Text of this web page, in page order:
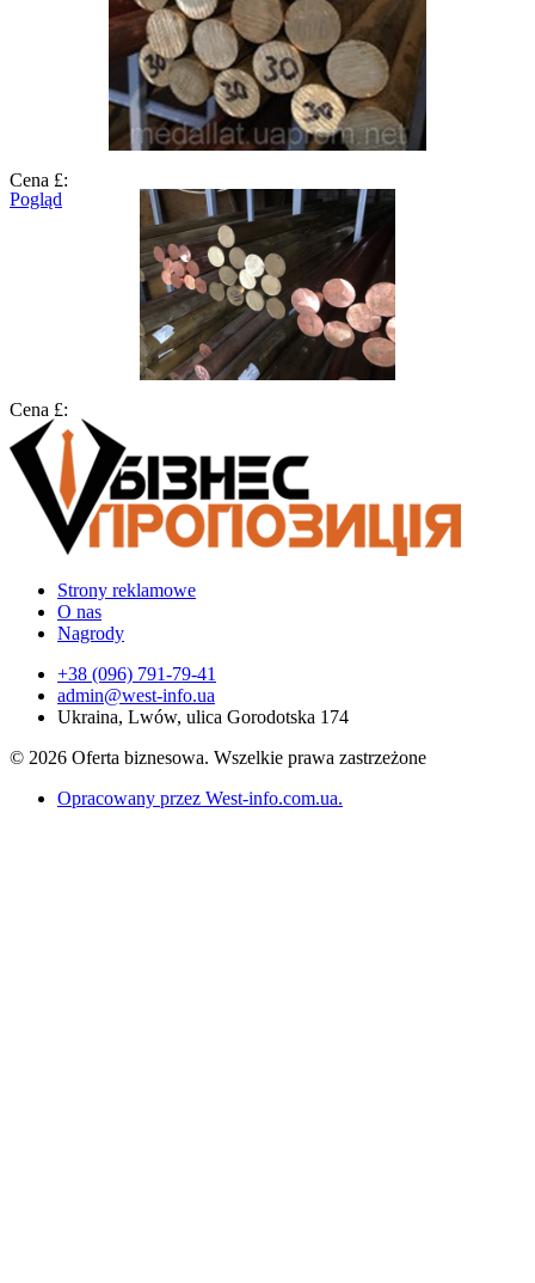
Cena £:
Pogląd
Cena £:
Strony reklamowe
O nas
Nagrody
+38 (096) 791-79-41
admin@west-info.ua
Ukraina, Lwów, ulica Gorodotska 174
© 2026 Oferta biznesowa. Wszelkie prawa zastrzeżone
Opracowany przez West-info.com.ua.